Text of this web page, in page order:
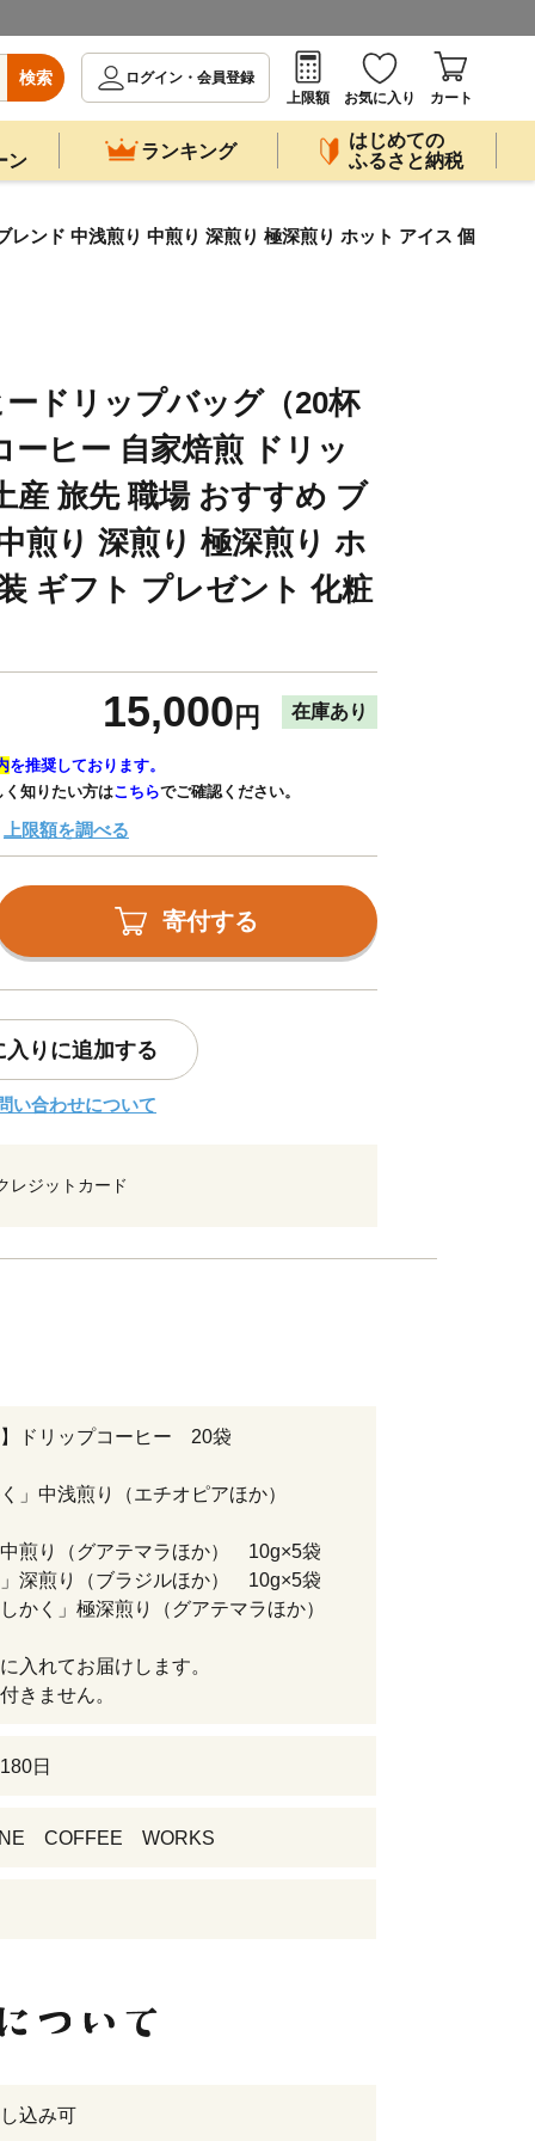
検索
ログイン・会員登録
上限額
お気に入り カート
ン
ランキング
はじめての
ふるさと納税
ンド 中浅煎り 中煎り 深煎り 極深煎り ホット アイス 個
ードリップバッグ（20杯
ーヒー 自家焙煎 ドリッ
産 旅先 職場 おすすめ ブ
煎り 深煎り 極深煎り ホ
ギフト プレゼント 化粧
15,000 円 在庫あり
を推奨しております。
く知りたい方はこちらでご確認ください。
上限額を調べる
寄付する
入りに追加する
い合わせについて
レジットカード
】ドリップコーヒー 20袋
く」中浅煎り（エチオピアほか）
中煎り（グアテマラほか） 10g×5袋
」深煎り（ブラジルほか） 10g×5袋
しかく」極深煎り（グアテマラほか）
入れてお届けします。
きません。
日
COFFEE WORKS
込み可